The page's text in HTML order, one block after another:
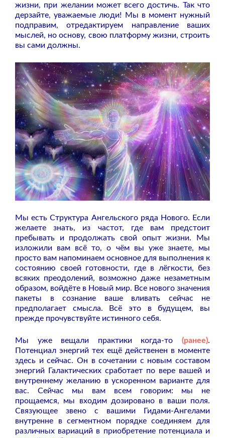
жизни, при желании может всего достичь. Так что
дерзайте, уважаемые люди! Мы в момент нужный
подправим, отредактируем направление ваших
мыслей, но основу, свою платформу жизни, строить
вы сами должны.
Мы есть Структура Ангельского ряда Нового. Если
желаете знать, из частот, где вам предстоит
пребывать и продолжать свой опыт жизни. Мы
изложили вам всё то, о чём вы уже знаете, мы
просто вам напоминаем основное для выполнения к
состоянию своей готовности, где в лёгкости, без
всяких преодолений, возможно даже незаметным
образом, войдёте в Новый мир. Все нового значения
пакеты в сознание ваше вливать сейчас не
предполагает смысла. Всё это в будущем, вы
прежде прочувствуйте истинного себя.
Мы уже вещали практики когда-то (ранее).
Потенциал энергий тех ещё действенен в моменте
здесь и сейчас. Он в сочетании с новым составом
энергий Галактических сработает по вере вашей и
внутреннему желанию в ускоренном варианте для
вас. Сейчас мы вам всем говорим: мы не
прощаемся, мы входим дозировано в ваши поля.
Связующее звено с вашими Гидами-Ангелами
внутренне в сегментном порядке соединяем для
различных вариаций в приобретение потенциала и